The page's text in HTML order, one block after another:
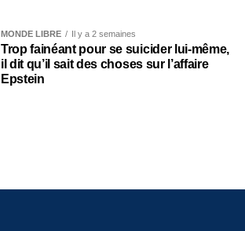
MONDE LIBRE Il y a 2 semaines
Trop fainéant pour se suicider lui-même,
il dit qu’il sait des choses sur l’affaire
Epstein